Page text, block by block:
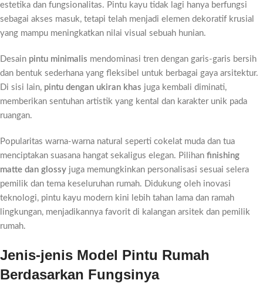
estetika dan fungsionalitas. Pintu kayu tidak lagi hanya berfungsi
sebagai akses masuk, tetapi telah menjadi elemen dekoratif krusial
yang mampu meningkatkan nilai visual sebuah hunian.
Desain pintu minimalis mendominasi tren dengan garis-garis bersih
dan bentuk sederhana yang fleksibel untuk berbagai gaya arsitektur.
Di sisi lain, pintu dengan ukiran khas juga kembali diminati,
memberikan sentuhan artistik yang kental dan karakter unik pada
ruangan.
Popularitas warna-warna natural seperti cokelat muda dan tua
menciptakan suasana hangat sekaligus elegan. Pilihan finishing
matte dan glossy juga memungkinkan personalisasi sesuai selera
pemilik dan tema keseluruhan rumah. Didukung oleh inovasi
teknologi, pintu kayu modern kini lebih tahan lama dan ramah
lingkungan, menjadikannya favorit di kalangan arsitek dan pemilik
rumah.
Jenis-jenis Model Pintu Rumah
Berdasarkan Fungsinya